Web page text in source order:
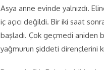
Asya anne evinde yalnızdı.
iç açıcı değildi. Bir iki saat
başladı. Çok geçmedi aniden
yağmurun şiddeti dirençlerini